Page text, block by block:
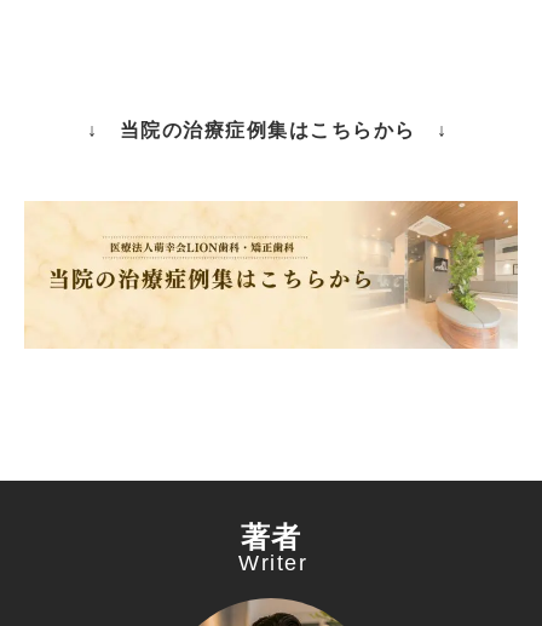
↓ 当院の治療症例集はこちらから ↓
著者
Writer